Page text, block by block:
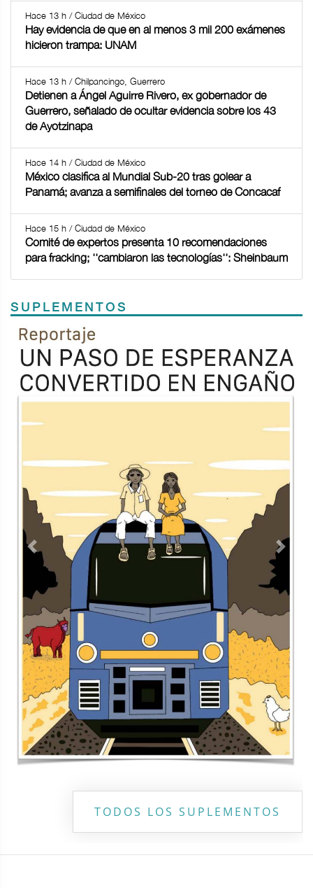
Hace 13 h / Ciudad de México
Hay evidencia de que en al menos 3 mil 200 exámenes
hicieron trampa: UNAM
Hace 13 h / Chilpancingo, Guerrero
Detienen a Ángel Aguirre Rivero, ex gobernador de
Guerrero, señalado de ocultar evidencia sobre los 43
de Ayotzinapa
Hace 14 h / Ciudad de México
México clasifica al Mundial Sub-20 tras golear a
Panamá; avanza a semifinales del torneo de Concacaf
Hace 15 h / Ciudad de México
Comité de expertos presenta 10 recomendaciones
para fracking; ''cambiaron las tecnologías'': Sheinbaum
SUPLEMENTOS
Previous Next
TODOS LOS SUPLEMENTOS